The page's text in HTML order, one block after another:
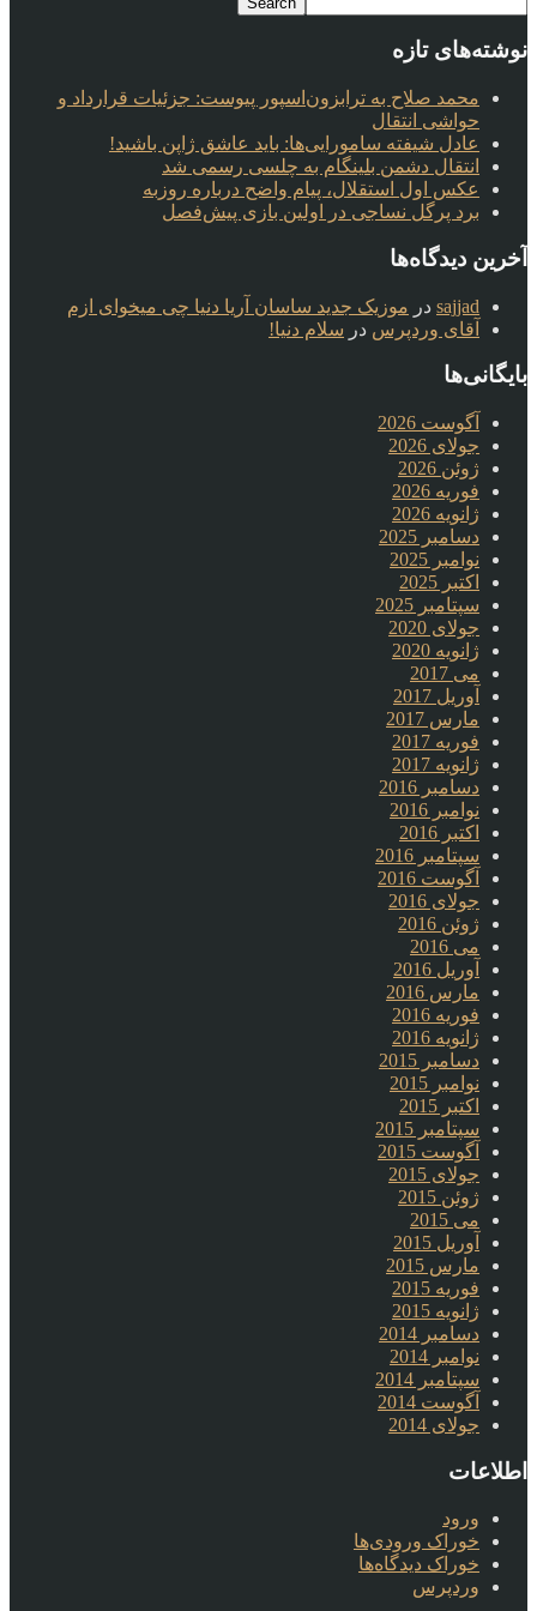
نوشته‌های تازه
محمد صلاح به ترابزون‌اسپور پیوست: جزئیات قرارداد و
حواشی انتقال
عادل شیفته سامورایی‌ها: باید عاشق ژاپن باشید!
انتقال دشمن بلینگام به چلسی رسمی شد
عکس اول استقلال، پیام واضح درباره روزبه
برد پرگل نساجی در اولین بازی پیش‌فصل
آخرین دیدگاه‌ها
sajjad در موزیک جدید ساسان آریا دنیا چی میخوای ازم
آقای وردپرس در سلام دنیا!
بایگانی‌ها
آگوست 2026
جولای 2026
ژوئن 2026
فوریه 2026
ژانویه 2026
دسامبر 2025
نوامبر 2025
اکتبر 2025
سپتامبر 2025
جولای 2020
ژانویه 2020
می 2017
آوریل 2017
مارس 2017
فوریه 2017
ژانویه 2017
دسامبر 2016
نوامبر 2016
اکتبر 2016
سپتامبر 2016
آگوست 2016
جولای 2016
ژوئن 2016
می 2016
آوریل 2016
مارس 2016
فوریه 2016
ژانویه 2016
دسامبر 2015
نوامبر 2015
اکتبر 2015
سپتامبر 2015
آگوست 2015
جولای 2015
ژوئن 2015
می 2015
آوریل 2015
مارس 2015
فوریه 2015
ژانویه 2015
دسامبر 2014
نوامبر 2014
سپتامبر 2014
آگوست 2014
جولای 2014
اطلاعات
ورود
خوراک ورودی‌ها
خوراک دیدگاه‌ها
وردپرس